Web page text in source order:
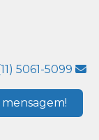
5061-5099